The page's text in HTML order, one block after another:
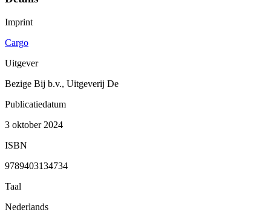
Imprint
Cargo
Uitgever
Bezige Bij b.v., Uitgeverij De
Publicatiedatum
3 oktober 2024
ISBN
9789403134734
Taal
Nederlands